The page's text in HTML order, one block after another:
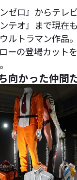
ゼロ』からテレ
テオ』まで現在
ルトラマン作品
ーの登場カット
向かった仲間